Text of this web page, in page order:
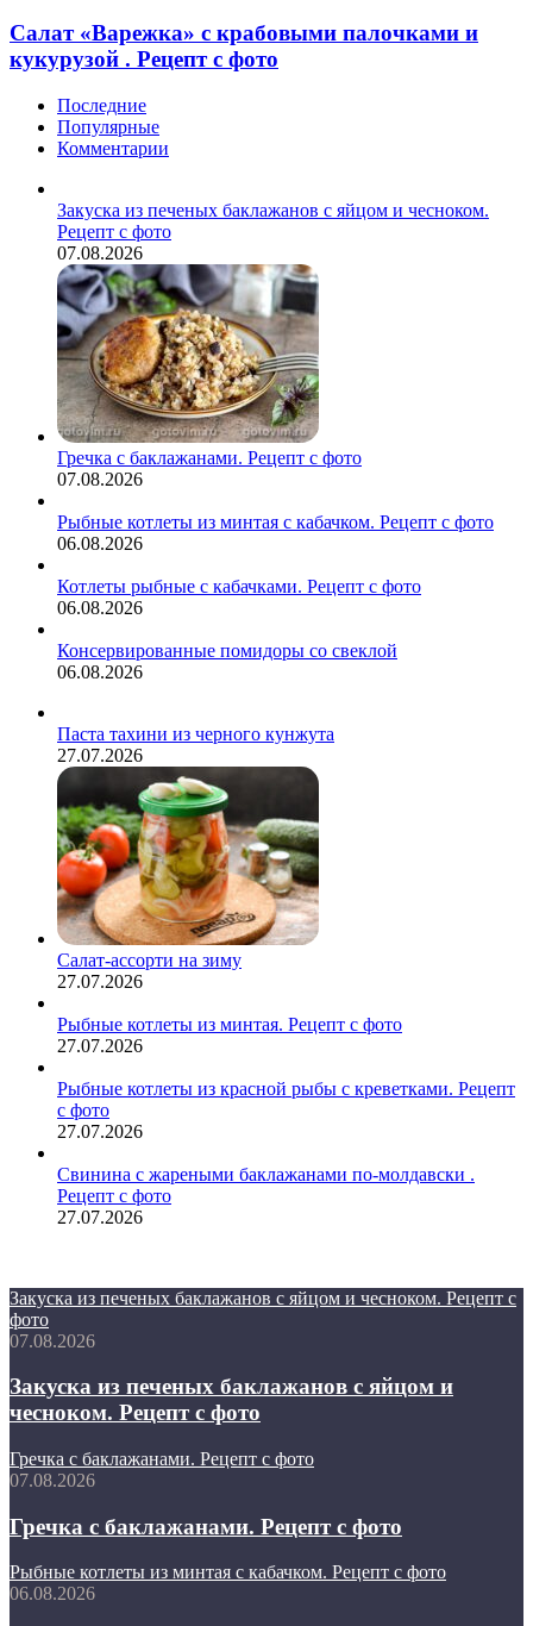
Салат «Варежка» с крабовыми палочками и
кукурузой . Рецепт с фото
Последние
Популярные
Комментарии
Закуска из печеных баклажанов с яйцом и чесноком.
Рецепт с фото
07.08.2026
Гречка с баклажанами. Рецепт с фото
07.08.2026
Рыбные котлеты из минтая с кабачком. Рецепт с фото
06.08.2026
Котлеты рыбные с кабачками. Рецепт с фото
06.08.2026
Консервированные помидоры со свеклой
06.08.2026
Паста тахини из черного кунжута
27.07.2026
Салат-ассорти на зиму
27.07.2026
Рыбные котлеты из минтая. Рецепт с фото
27.07.2026
Рыбные котлеты из красной рыбы с креветками. Рецепт
с фото
27.07.2026
Свинина с жареными баклажанами по-молдавски .
Рецепт с фото
27.07.2026
Закуска из печеных баклажанов с яйцом и чесноком. Рецепт с
фото
07.08.2026
Закуска из печеных баклажанов с яйцом и
чесноком. Рецепт с фото
Гречка с баклажанами. Рецепт с фото
07.08.2026
Гречка с баклажанами. Рецепт с фото
Рыбные котлеты из минтая с кабачком. Рецепт с фото
06.08.2026